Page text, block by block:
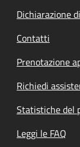
Dichiarazione
Contatti
Prenotazione
Richiedi
Statistiche del
Leggi le FAQ